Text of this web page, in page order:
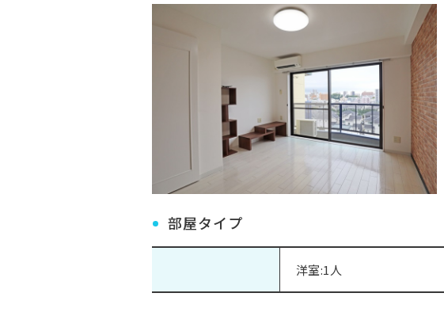
部屋タイプ
洋室:1人